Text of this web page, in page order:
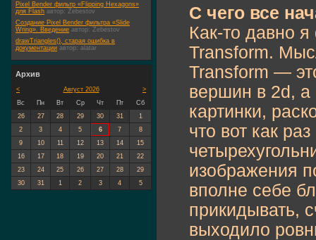
С чего все
Как-то давно
Transform.
Transform —
вершин в 2d, а
картинки,
что вот как
изображения
вполне себе
прикидывать,
выходило
Pixel Bender фильтр «Flipping Hexagons»
для Flash автор: Zebestov
Создание Pixel Bender фильтра «Slide
Wring». Введение автор: Zebestov
drawTriangles(), старая ошибка в
документации автор: alatar
Архив
< >
Август 2026
Вс
Пн Вт Ср Чт Пт
Сб
26
27 28 29 30 31
1
2
3 4 5 6 7
8
9
10 11 12 13 14
15
16
17 18 19 20 21
22
23
24 25 26 27 28
29
30
31 1 2 3 4 5